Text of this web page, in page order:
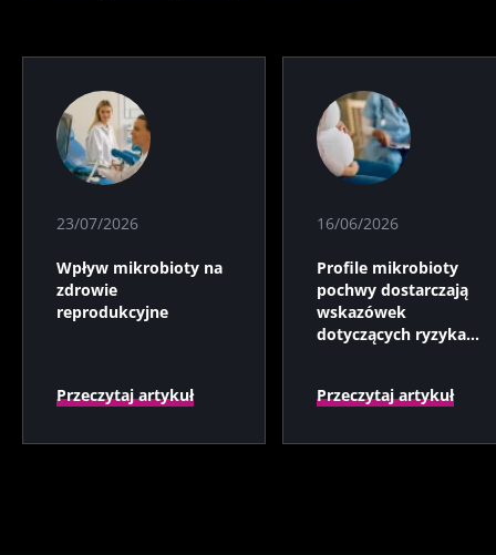
23/07/2026
Wpływ mikrobioty na
zdrowie
reprodukcyjne
Przeczytaj artykuł
16/06/2026
Profile mikrobioty
pochwy dostarczają
wskazówek
dotyczących ryzyka
Przeczytaj artykuł